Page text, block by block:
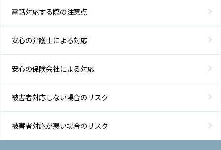
電話対応する際の注意点
安心の弁護士による対応
安心の保険会社による対応
被害者対応しない場合のリスク
被害者対応が悪い場合のリスク